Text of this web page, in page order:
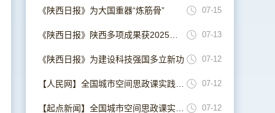
07-15
《陕西日报》为大国重器“炼筋骨”
07-13
07-12
《陕西日报》为建设科技强国多立新功
07-12
07-12